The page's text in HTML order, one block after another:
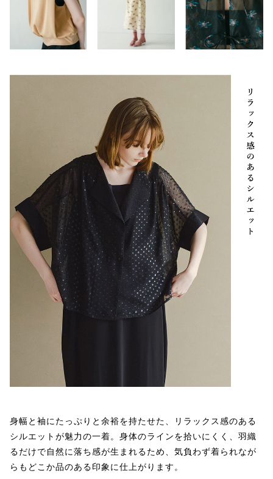
身幅と袖にたっぷりと余裕を持たせた、リラックス感のある
シルエットが魅力の一着。身体のラインを拾いにくく、羽織
るだけで自然に落ち感が生まれるため、気負わず着られなが
らもどこか品のある印象に仕上がります。